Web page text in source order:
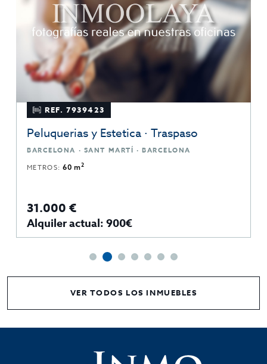
REF. 7939423
Peluquerias y Estetica · Traspaso
BARCELONA · SANT MARTÍ · BARCELONA
METROS:60 m2
31.000 €
Alquiler actual: 900€
VER TODOS LOS INMUEBLES